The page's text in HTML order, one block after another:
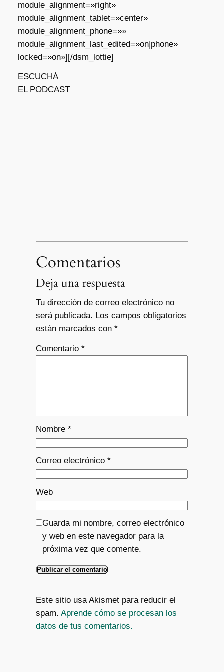
module_alignment=»right»
module_alignment_tablet=»center»
module_alignment_phone=»»
module_alignment_last_edited=»on|phone»
locked=»on»][/dsm_lottie]
ESCUCHÁ
EL PODCAST
Comentarios
Deja una respuesta
Tu dirección de correo electrónico no
será publicada. Los campos obligatorios
están marcados con *
Comentario *
Nombre *
Correo electrónico *
Web
Guarda mi nombre, correo electrónico
y web en este navegador para la
próxima vez que comente.
Este sitio usa Akismet para reducir el
spam. Aprende cómo se procesan los
datos de tus comentarios.